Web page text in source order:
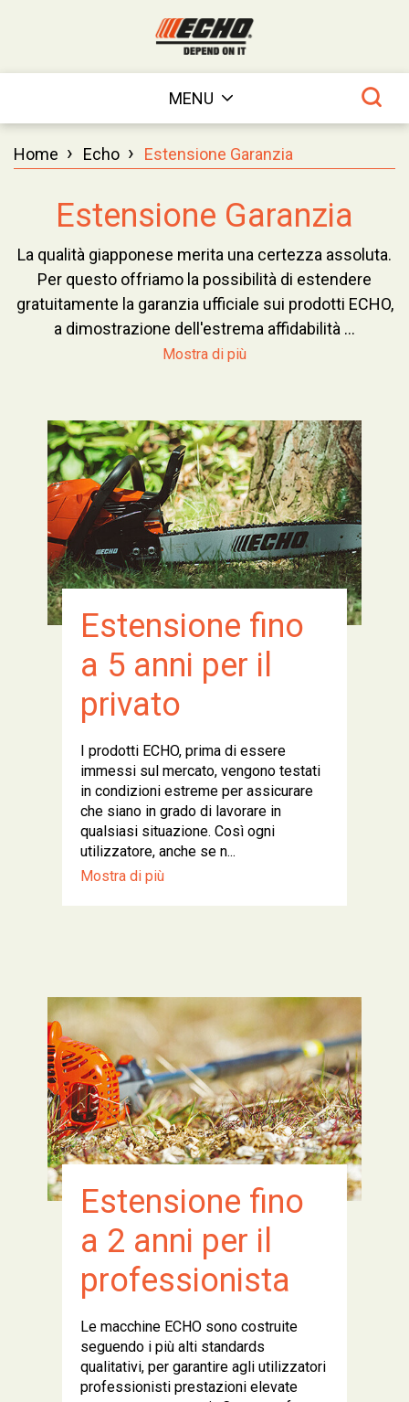
MENU
Home › Echo › Estensione Garanzia
Estensione Garanzia
La qualità giapponese merita una certezza assoluta.
Per questo offriamo la possibilità di estendere
gratuitamente la garanzia ufficiale sui prodotti ECHO,
a dimostrazione dell'estrema affidabilità ...
Mostra di più
Estensione fino
a 5 anni per il
privato
I prodotti ECHO, prima di essere
immessi sul mercato, vengono testati
in condizioni estreme per assicurare
che siano in grado di lavorare in
qualsiasi situazione. Così ogni
utilizzatore, anche se n...
Mostra di più
Estensione fino
a 2 anni per il
professionista
Le macchine ECHO sono costruite
seguendo i più alti standards
qualitativi, per garantire agli utilizzatori
professionisti prestazioni elevate